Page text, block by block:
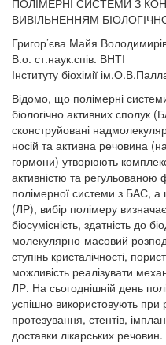
ПОЛІМЕРНІ СИСТЕМИ З
ВИВІЛЬНЕННЯМ
Григор’єва Майя
В.о. ст.наук.спів. ВНТІ
Інституту біохімії
Відомо, що полімерні
біологічно активних сполук
сконструйовані
носій та активна речовина
гормони) утворюють
активністю та регульованою
полімерної системи з БАС, а
(ЛР), вибір полімеру визначає
біосумісність, здатність до
молекулярно-масовий
ступінь кристалічності,
можливість реалізувати
ЛР. На сьогоднішній день
успішно використовують при
протезування, стентів,
доставки лікарських речовин.